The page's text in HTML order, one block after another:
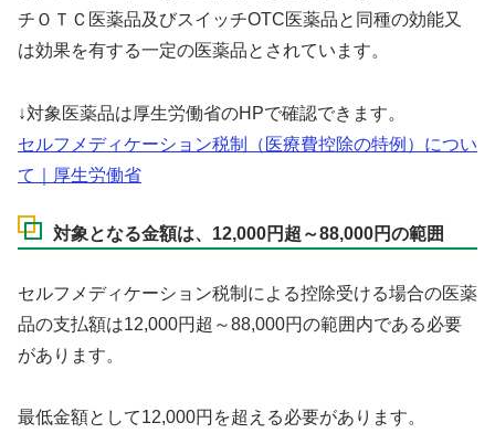
チＯＴＣ医薬品及びスイッチOTC医薬品と同種の効能又
は効果を有する一定の医薬品とされています。
↓対象医薬品は厚生労働省のHPで確認できます。
セルフメディケーション税制（医療費控除の特例）につい
て｜厚生労働省
対象となる金額は、12,000円超～88,000円の範囲
セルフメディケーション税制による控除受ける場合の医薬
品の支払額は12,000円超～88,000円の範囲内である必要
があります。
最低金額として12,000円を超える必要があります。